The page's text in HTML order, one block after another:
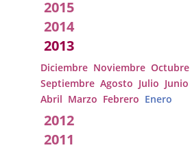
2015
2014
2013
Diciembre Noviembre Octubre
Septiembre Agosto Julio Junio
Abril Marzo Febrero Enero
2012
2011